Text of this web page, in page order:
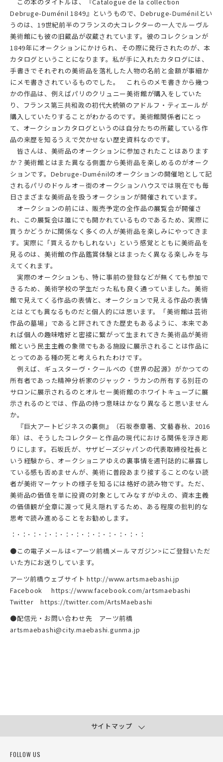
Debruge-Duménil 1849』というもので、Debruge-Duménilとい
うのは、19世紀前半のフランスの大コレクターの一人でルーヴル
美術館にも彼の旧蔵品が収蔵されています。彼のコレクションが
1849年にオークションにかけられ、その際に発行されたのが、本
カタログということになります。私が手に入れたカタログには、
手書きでそれぞれの美術品を落札した人物の名前と金額が事細か
にメモ書きされているものでした。 これらのメモ書きから幾つ
かの作品は、例えばパリのクリュニー美術館が購入をしていた
り、フランス第三共和政の初代大統領のアドルフ・ティエールが
購入していたりすることがわかるのです。美術館関係者にとっ
て、オークションカタログというのは自分たちの所蔵している作
品の来歴を知るうえで欠かせない歴史資料なのです。
皆さんは、美術品のオークションに参加されたことはあります
か？美術館とはまた異なる側面から美術品を楽しめるのがオーク
ションです。Debruge-Duménilのオークションの開催地として記
されるパリのドゥルオ－街のオークションハウスでは現在でも毎
日さまざまな美術品を扱うオークションが開催されています。
オークションの前には、販売予定の全作品の展覧会が開催さ
れ、この展覧会は誰にでも開かれているものであるため、実際に
買うかどうかに関係なく多くの人が美術品を楽しみにやってきま
す。実際に「買えるかもしれない」という感覚とともに美術品を
見るのは、美術館の作品鑑賞体験とはまったく異なる楽しみを与
えてくれます。
実際のオークションも、特に事前の登録などが無くても参加で
きるため、美術学校の学生だった私も良く通っていました。美術
館で見えてくる作品の表情と、オークションで見える作品の表情
とはとても異なるものだと個人的には思います。「美術館は芸術
作品の墓場」であると評されてきた歴史もあるように、本来であ
れば個人の趣味嗜好と密接に繋がって生まれてきた美術品が美術
館という民主主義の象徴でもある施設に展示されることは作品に
とってのある種の死と考えられたわけです。
例えば、ギュスターヴ・クールベの《世界の起源》がかつての
所有者であった精神分析家のジャック・ラカンの所有する別荘の
サロンに展示されるのとオルセー美術館のホワイトキューブに展
示されるのとでは、作品の持つ意味はかなり異なると思いません
か。
『巨大アートビジネスの裏側』（石坂泰章著、文藝春秋、2016
年）は、そうしたコレクターと作品の現代における関係を浮き彫
りにします。石坂氏が、サザビーズジャパンの代表取締役社長と
いう経験から、オークショニアゆえの裏事情を週刊誌的に暴露し
ている感も否めませんが、美術に普段あまり接することのない読
者が美術マーケットの様子を知るには格好の読み物です。ただ、
美術品の価値を単に投資の対象としてみなすがゆえの、資本主義
の価値観が全章に渡って見え隠れするため、ある程度の批判的な
思考で読み進めることをお勧めします。
：･：･：･：･：･：･：･：･：･：･：･：･：
●この電子メールは<アーツ前橋メールマガジン>にご登録いただ
いた方にお送りしています。
アーツ前橋ウェブサイト http://www.artsmaebashi.jp
Facebook https://www.facebook.com/artsmaebashi
Twitter https://twitter.com/ArtsMaebashi
●配信元・お問い合わせ先 アーツ前橋
artsmaebashi@city.maebashi.gunma.jp
サイトマップ
FOLLOW US